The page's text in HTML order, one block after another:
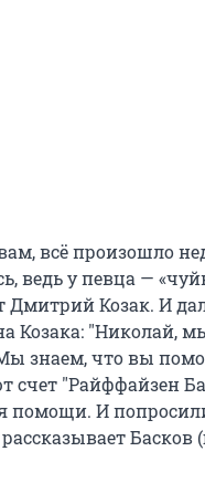
всё произошло
ведь у певца —
Козак. И
Козака: "Николай,
знаем, что вы
счет "Райффайзен
помощи. И
Басков